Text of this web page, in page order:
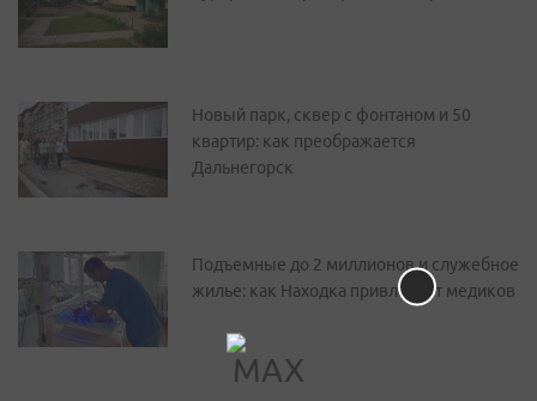
Новый парк, сквер с фонтаном и 50
квартир: как преображается
Дальнегорск
Подъемные до 2 миллионов и служебное
жилье: как Находка привлекает медиков